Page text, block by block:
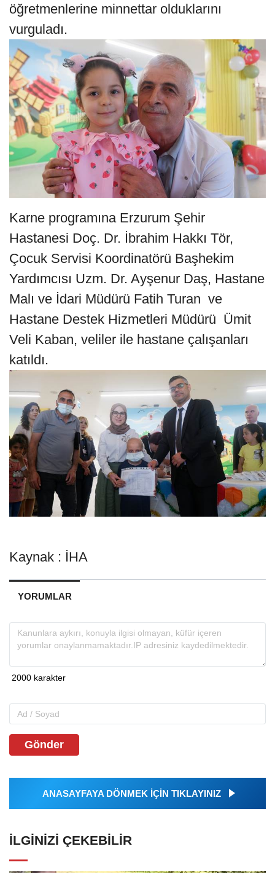
öğretmenlerine minnettar olduklarını
vurguladı.
Karne programına Erzurum Şehir
Hastanesi Doç. Dr. İbrahim Hakkı Tör,
Çocuk Servisi Koordinatörü Başhekim
Yardımcısı Uzm. Dr. Ayşenur Daş, Hastane
Malı ve İdari Müdürü Fatih Turan ve
Hastane Destek Hizmetleri Müdürü Ümit
Veli Kaban, veliler ile hastane çalışanları
katıldı.
Kaynak : İHA
YORUMLAR
Gönder
ANASAYFAYA DÖNMEK İÇİN TIKLAYINIZ
İLGINIZI ÇEKEBILIR